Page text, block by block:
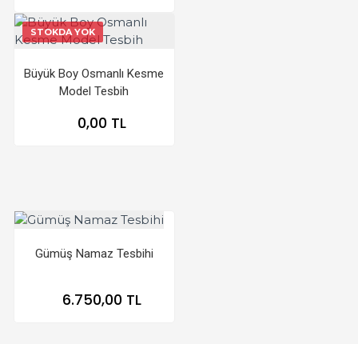
STOKDA YOK
Büyük Boy Osmanlı Kesme
Model Tesbih
0,00 TL
Gümüş Namaz Tesbihi
6.750,00 TL